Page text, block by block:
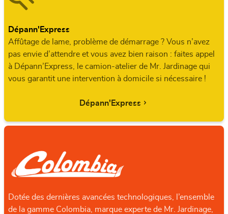
Dépann'Express
Affûtage de lame, problème de démarrage ? Vous n’avez
pas envie d’attendre et vous avez bien raison : faites appel
à Dépann’Express, le camion-atelier de Mr. Jardinage qui
vous garantit une intervention à domicile si nécessaire !
Dépann'Express
Dotée des dernières avancées technologiques, l’ensemble
de la gamme Colombia, marque experte de Mr. Jardinage,